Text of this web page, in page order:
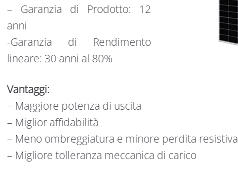
– Garanzia di Prodotto: 12
anni
-Garanzia di Rendimento
lineare: 30 anni al 80%
Vantaggi:
– Maggiore potenza di uscita
– Miglior affidabilità
– Meno ombreggiatura e minore perdita resistiva
– Migliore tolleranza meccanica di carico